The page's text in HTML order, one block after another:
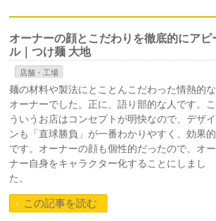
オーナーの顔とこだわりを徹底的にアピ
ル｜つけ麺 大地
店舗・工場
麺の材料や製法にとことんこだわった情熱的な
オーナーでした。正に、語り部的な人です。こ
ういうお店はコンセプトが明快なので、デザイ
ンも「直球勝負」が一番わかりやすく、効果的
です。オーナーの顔も個性的だったので、オー
ナー自身をキャラクター化することにしまし
た。
この記事を読む